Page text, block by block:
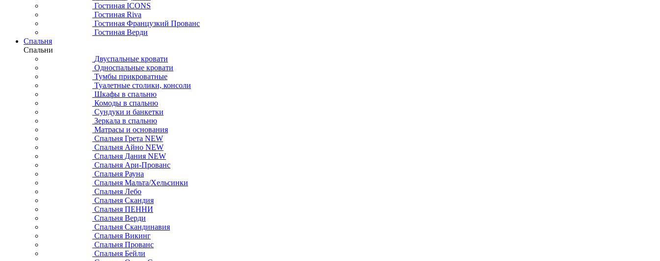
Гостиная ICONS
Гостиная Riva
Гостиная Французкий Прованс
Гостиная Верди
Спальня
Спальни
Двуспальные кровати
Односпальные кровати
Тумбы прикроватные
Туалетные столики, консоли
Шкафы в спальню
Комоды в спальню
Сундуки и банкетки
Зеркала в спальню
Матрасы и основания
Спальня Грета NEW
Спальня Айно NEW
Спальня Дания NEW
Спальня Ари-Прованс
Спальня Рауна
Спальня Мальта/Хельсинки
Спальня Лебо
Спальня Скандия
Спальня ПЕННИ
Спальня Верди
Спальня Скандинавия
Спальня Викинг
Спальня Прованс
Спальня Бейли